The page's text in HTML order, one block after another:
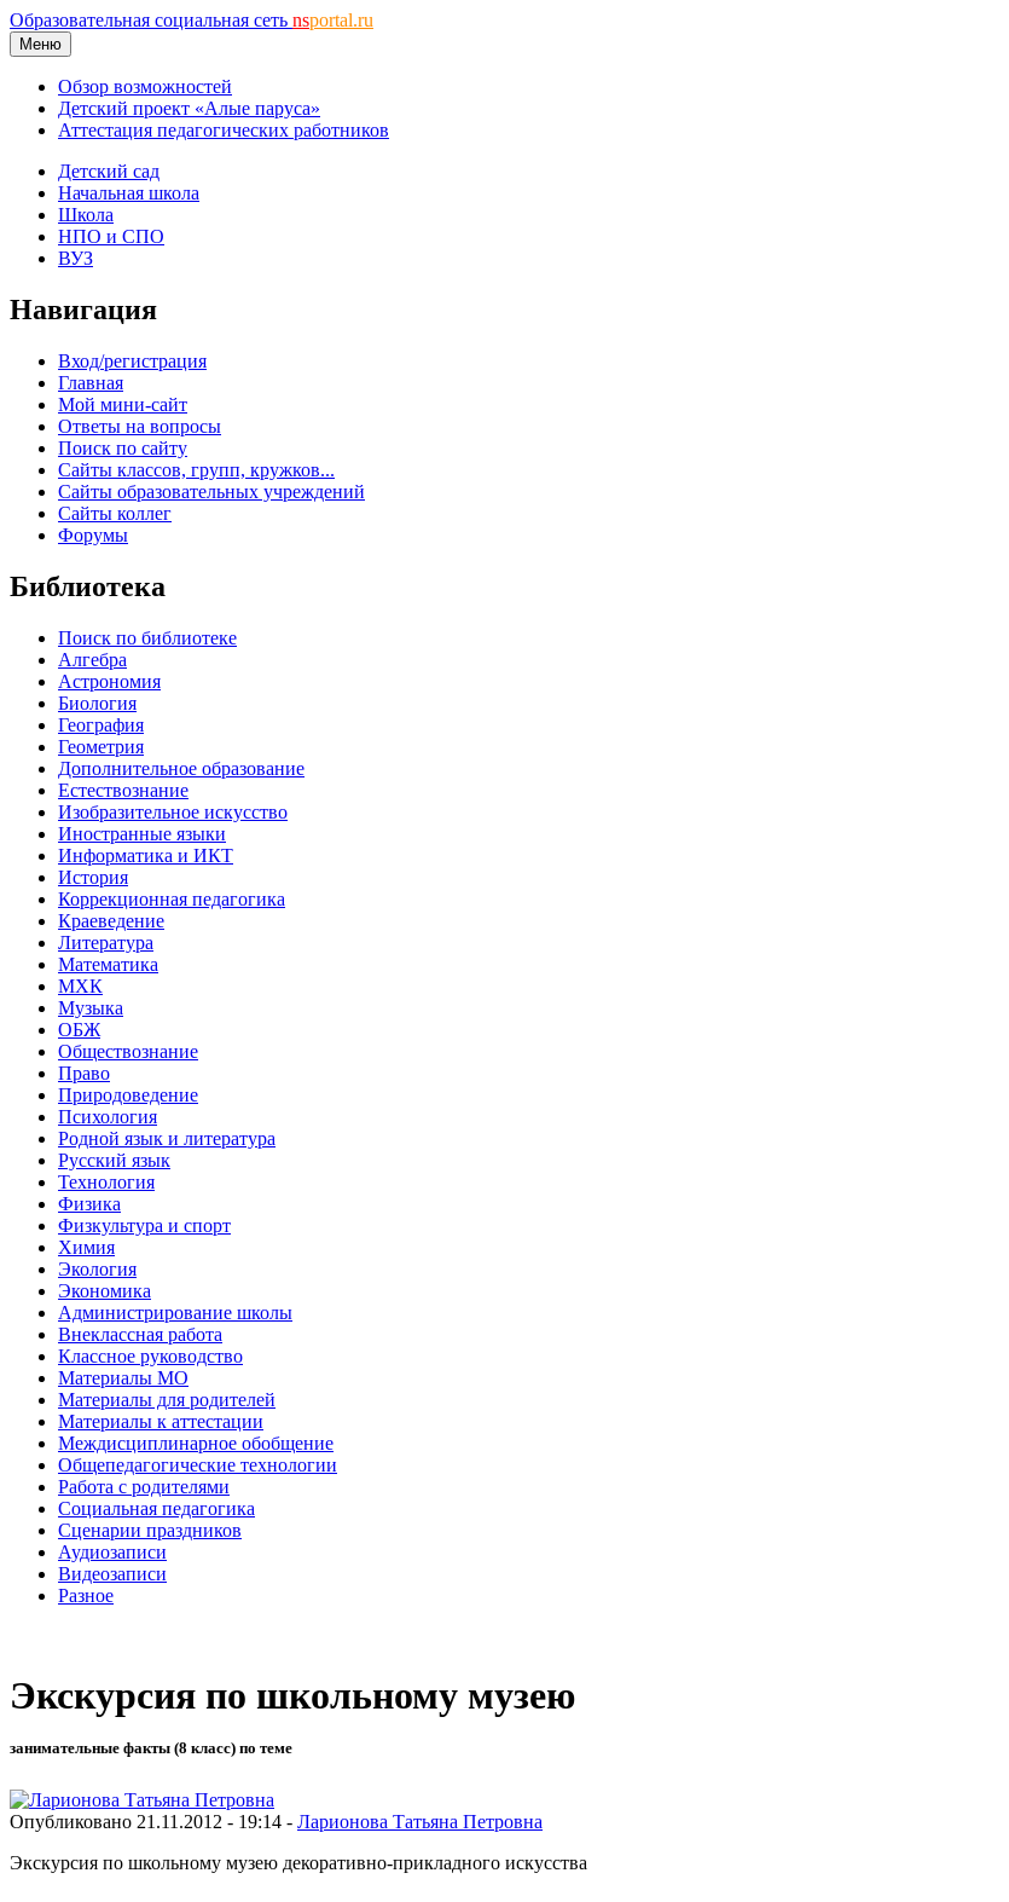
Образовательная социальная сеть nsportal.ru
Меню
Обзор возможностей
Детский проект «Алые паруса»
Аттестация педагогических работников
Детский сад
Начальная школа
Школа
НПО и СПО
ВУЗ
Навигация
Вход/регистрация
Главная
Мой мини-сайт
Ответы на вопросы
Поиск по сайту
Сайты классов, групп, кружков...
Сайты образовательных учреждений
Сайты коллег
Форумы
Библиотека
Поиск по библиотеке
Алгебра
Астрономия
Биология
География
Геометрия
Дополнительное образование
Естествознание
Изобразительное искусство
Иностранные языки
Информатика и ИКТ
История
Коррекционная педагогика
Краеведение
Литература
Математика
МХК
Музыка
ОБЖ
Обществознание
Право
Природоведение
Психология
Родной язык и литература
Русский язык
Технология
Физика
Физкультура и спорт
Химия
Экология
Экономика
Администрирование школы
Внеклассная работа
Классное руководство
Материалы МО
Материалы для родителей
Материалы к аттестации
Междисциплинарное обобщение
Общепедагогические технологии
Работа с родителями
Социальная педагогика
Сценарии праздников
Аудиозаписи
Видеозаписи
Разное
Экскурсия по школьному музею
занимательные факты (8 класс) по теме
Опубликовано 21.11.2012 - 19:14 - Ларионова Татьяна Петровна
Экскурсия по школьному музею декоративно-прикладного искусства